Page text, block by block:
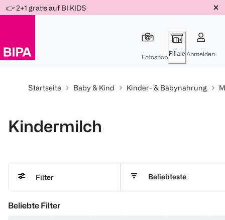
Für
Für
Für
Weiter
zum
👉 2+1 gratis auf BI KIDS
Fotoshop Filiale Anmelden
Startseite Baby & Kind Kinder- & Babynahrung
Kindermilch
Filter Beliebteste
Beliebte Filter